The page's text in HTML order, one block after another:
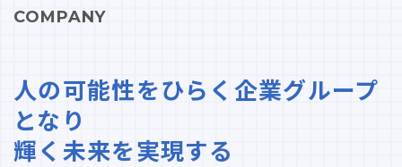
COMPANY
人の可能性をひらく企業グループ
となり
輝く未来を実現する